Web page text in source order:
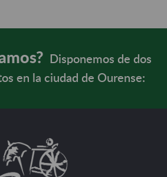
Disponemos de dos
en la ciudad de Ourense: